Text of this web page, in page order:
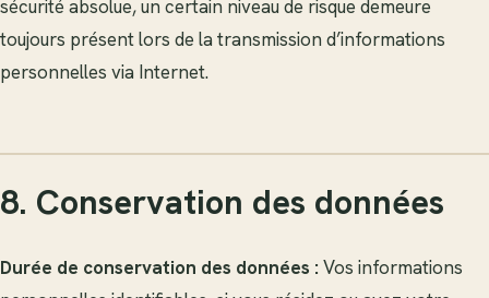
sécurité absolue, un certain niveau de risque demeure
toujours présent lors de la transmission d’informations
personnelles via Internet.
8. Conservation des données
Durée de conservation des données : Vos informations